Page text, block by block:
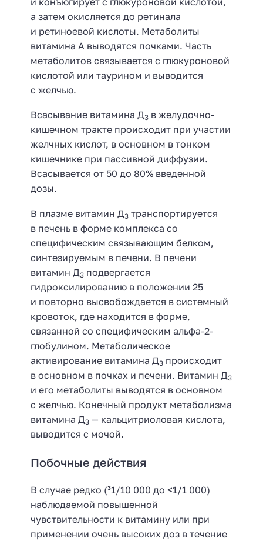
а затем окисляется до ретинала
и ретиноевой кислоты. Метаболиты
витамина A выводятся почками. Часть
метаболитов связывается с глюкуроновой
кислотой или таурином и выводится
с желчью.
Всасывание витамина Д3 в желудочно-
кишечном тракте происходит при участии
желчных кислот, в основном в тонком
кишечнике при пассивной диффузии.
Всасывается от 50 до 80% введенной
дозы.
В плазме витамин Д3 транспортируется
в печень в форме комплекса со
специфическим связывающим белком,
синтезируемым в печени. В печени
витамин Д3 подвергается
гидроксилированию в положении 25
и повторно высвобождается в системный
кровоток, где находится в форме,
связанной со специфическим альфа-2-
глобулином. Метаболическое
активирование витамина Д3 происходит
в основном в почках и печени. Витамин Д3
и его метаболиты выводятся в основном
с желчью. Конечный продукт метаболизма
витамина Д3 — кальцитриоловая кислота,
выводится с мочой.
Побочные действия
В случае редко (³1/10 000 до <1/1 000)
наблюдаемой повышенной
чувствительности к витамину или при
применении очень высоких доз в течение